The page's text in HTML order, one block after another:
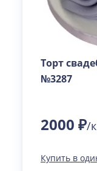
Торт
№3287
2000 ₽/
Купить в